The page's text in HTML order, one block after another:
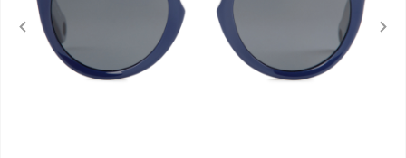
Previous